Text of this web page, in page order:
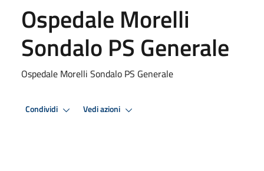
Ospedale Morelli
Sondalo PS Generale
Ospedale Morelli Sondalo PS Generale
Condividi Vedi azioni